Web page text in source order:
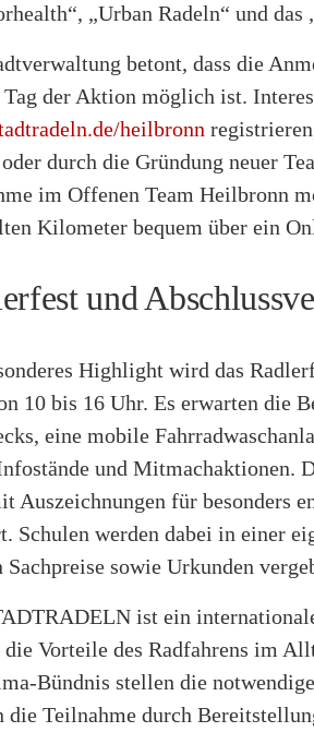
„Urban Radeln“ und das
betont, dass die
der Aktion möglich ist.
heilbronn
durch die Gründung neuer
im Offenen Team Heilbronn
Kilometer bequem über ein
und
Highlight wird das
10 bis 16 Uhr. Es erwarten die
eine mobile
und Mitmachaktionen.
Auszeichnungen für besonders
Schulen werden dabei in einer
Sachpreise sowie Urkunden
ist ein
die Vorteile des Radfahrens im
Bündnis stellen die
die Teilnahme durch